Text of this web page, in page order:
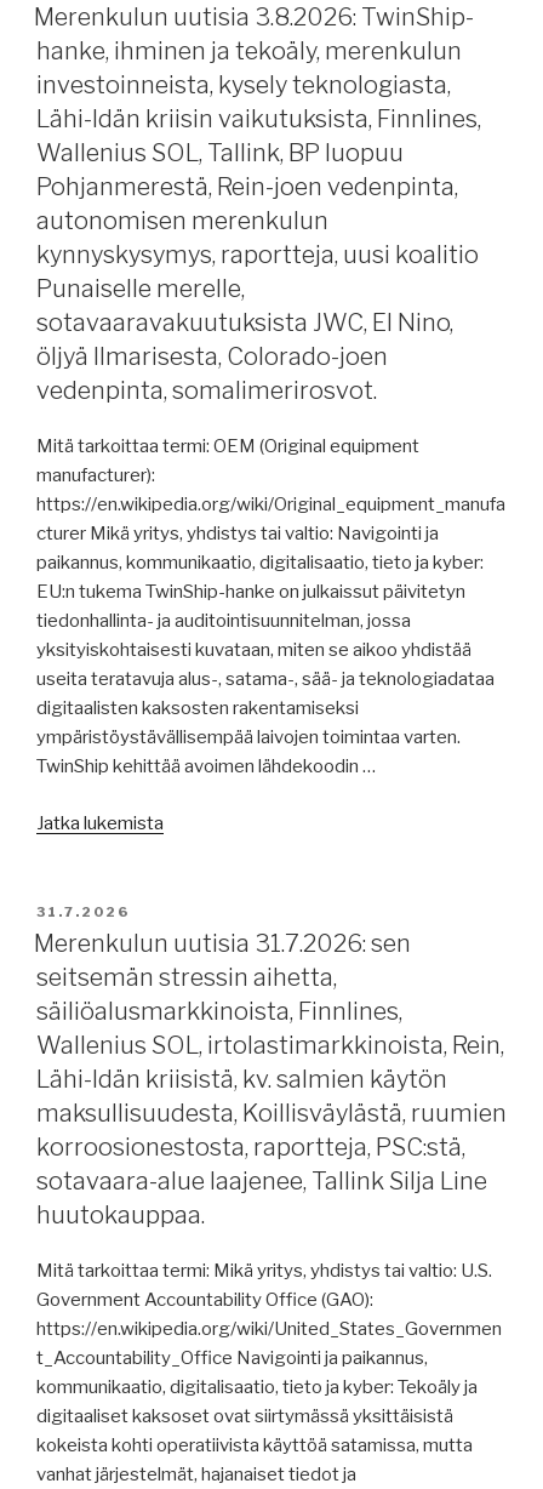
Lundqvist
Rederierna,
mistä
merenkulkijat
tulevat,
työtyytyväisyydestä,
ESL
Shipping
pörssiin,
Runebergille
naispäällikkö,
Wärtsilä,
Euroopan
Nordican
Kanadaan,
kölinlasku
Raumalla,
risteilyaluksen
brändin
ja
sisustuksen
luomisesta,
raportteja,
turvallisuudesta,
merellä.”
Merenkulun uutisia 3.8.2026: TwinShip-
hanke, ihminen ja tekoäly, merenkulun
investoinneista, kysely teknologiasta,
Lähi-Idän kriisin vaikutuksista, Finnlines,
Wallenius SOL, Tallink, BP luopuu
Pohjanmerestä, Rein-joen vedenpinta,
autonomisen merenkulun
kynnyskysymys, raportteja, uusi koalitio
Punaiselle merelle,
sotavaaravakuutuksista JWC, El Nino,
öljyä Ilmarisesta, Colorado-joen
vedenpinta, somalimerirosvot.
Mitä tarkoittaa termi: OEM (Original equipment
manufacturer):
https://en.wikipedia.org/wiki/Original_equipment_manufa
cturer Mikä yritys, yhdistys tai valtio: Navigointi ja
paikannus, kommunikaatio, digitalisaatio, tieto ja kyber:
EU:n tukema TwinShip-hanke on julkaissut päivitetyn
tiedonhallinta- ja auditointisuunnitelman, jossa
yksityiskohtaisesti kuvataan, miten se aikoo yhdistää
useita teratavuja alus-, satama-, sää- ja teknologiadataa
digitaalisten kaksosten rakentamiseksi
ympäristöystävällisempää laivojen toimintaa varten.
TwinShip kehittää avoimen lähdekoodin …
Jatka lukemista
hanke,
ihminen
tekoäly,
merenkulun
investoinneista,
kysely
teknologiasta,
Lähi-
kriisin
vaikutuksista,
Finnlines,
Wallenius
SOL,
Tallink,
luopuu
Pohjanmerestä,
JULKAISTU
31.7.2026
Merenkulun uutisia 31.7.2026: sen
seitsemän stressin aihetta,
säiliöalusmarkkinoista, Finnlines,
Wallenius SOL, irtolastimarkkinoista, Rein,
Lähi-Idän kriisistä, kv. salmien käytön
maksullisuudesta, Koillisväylästä, ruumien
korroosionestosta, raportteja, PSC:stä,
sotavaara-alue laajenee, Tallink Silja Line
huutokauppaa.
Mitä tarkoittaa termi: Mikä yritys, yhdistys tai valtio: U.S.
Government Accountability Office (GAO):
https://en.wikipedia.org/wiki/United_States_Governmen
t_Accountability_Office Navigointi ja paikannus,
kommunikaatio, digitalisaatio, tieto ja kyber: Tekoäly ja
digitaaliset kaksoset ovat siirtymässä yksittäisistä
kokeista kohti operatiivista käyttöä satamissa, mutta
vanhat järjestelmät, hajanaiset tiedot ja